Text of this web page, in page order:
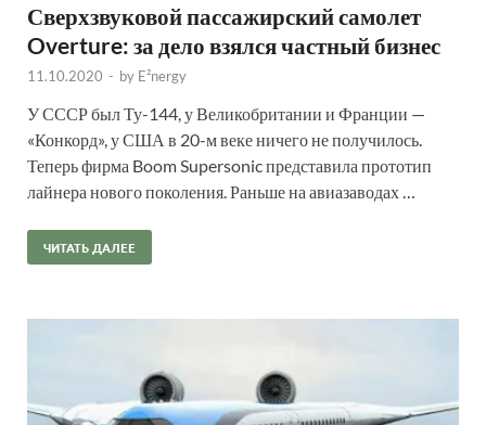
Сверхзвуковой пассажирский самолет
Overture: за дело взялся частный бизнес
11.10.2020 - by E²nergy
У СССР был Ту-144, у Великобритании и Франции —
«Конкорд», у США в 20-м веке ничего не получилось.
Теперь фирма Boom Supersonic представила прототип
лайнера нового поколения. Раньше на авиазаводах …
ЧИТАТЬ ДАЛЕЕ